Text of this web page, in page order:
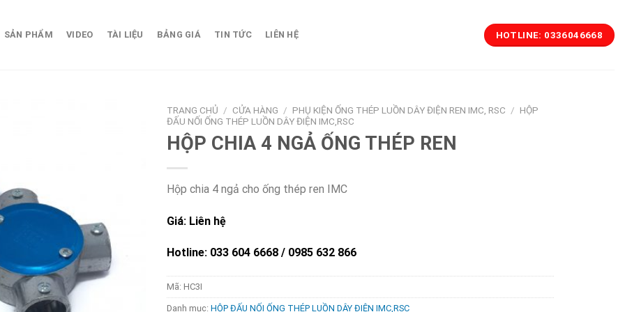
SẢN PHẨM VIDEO TÀI LIỆU BẢNG GIÁ TIN TỨC LIÊN HỆ HOTLINE: 0336046668
TRANG CHỦ / CỬA HÀNG / PHỤ KIỆN ỐNG THÉP LUỒN DÂY ĐIỆN REN IMC, RSC / HỘP
ĐẤU NỐI ỐNG THÉP LUỒN DÂY ĐIỆN IMC,RSC
HỘP CHIA 4 NGẢ ỐNG THÉP REN
Hộp chia 4 ngả cho ống thép ren IMC
Giá: Liên hệ
Hotline: 033 604 6668 / 0985 632 866
Mã: HC3I
Danh mục: HỘP ĐẤU NỐI ỐNG THÉP LUỒN DÂY ĐIỆN IMC,RSC